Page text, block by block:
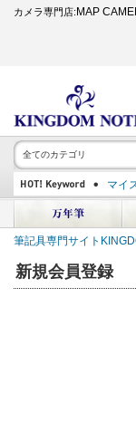
カメラ専門店: MAP
全てのカテゴリ
マイ
スー
中屋万年筆
プラチナ
筆記具専門サイト
新規会員登録